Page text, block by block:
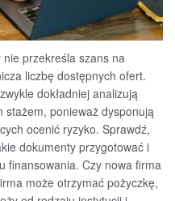
nie przekreśla szans na
liczbę dostępnych ofert.
dokładniej analizują
ponieważ dysponują
ocenić ryzyko. Sprawdź,
dokumenty przygotować i
finansowania. Czy nowa firma
może otrzymać pożyczkę,